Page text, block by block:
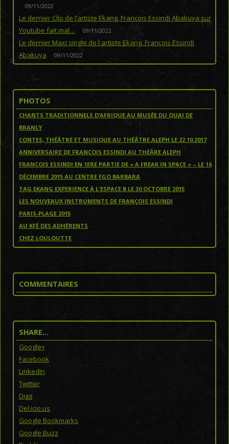
09/11/2022
Le dernier Clip de l’artiste Ekang, François Essindi Abakuya sur
Youtube fait mal…
09/11/2022
Le dernier Maxi single de l artiste Ekang, François Essindi
Abakuya
09/11/2022
PHOTOS
CHANTS TRADITIONNELS D’AFRIQUE AU MUSÉE DU QUAI DE
BRANLY
CONTES, THÉÂTRE ET MUSIQUE AU THÉÂTRE ALEPH LE 22.10.2017
ANNIVERSAIRE DE FRANÇOIS ESSINDI AU THÉÂRE ALEPH
FRANÇOIS ESSINDI EN 1ERE PARTIE DE « A FREAK IN SPACE » – LE 16
DÉCEMBRE 2015 AU CENTRE FGO BARBARA
TAG EKANG EXPERIENCE À L'ESPACE B LE 30 OCTOBRE 2015
LES NOUVEAUX INSTRUMENTS DE FRANÇOIS ESSINDI
PARIS-PLAGE 2015
AU KFÉ DES ADHÉRENTS
CHEZ LOULOUTTE
COMMENTAIRES
SHARE…
Google+
Facebook
LinkedIn
Twitter
Digg
Del.icio.us
Google Bookmarks
Google Buzz